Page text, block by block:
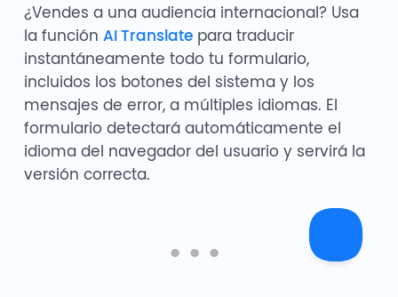
¿Vendes a una audiencia internacional? Usa
la función AI Translatepara traducir
instantáneamente todo tu formulario,
incluidos los botones del sistema y los
mensajes de error, a múltiples idiomas. El
formulario detectará automáticamente el
idioma del navegador del usuario y servirá la
versión correcta.